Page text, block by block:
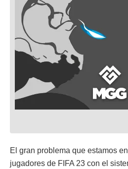
El gran problema que estamos
jugadores de FIFA 23 con el